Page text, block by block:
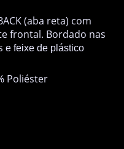
(aba reta) com
frontal. Bordado nas
e feixe de plástico
Poliéster